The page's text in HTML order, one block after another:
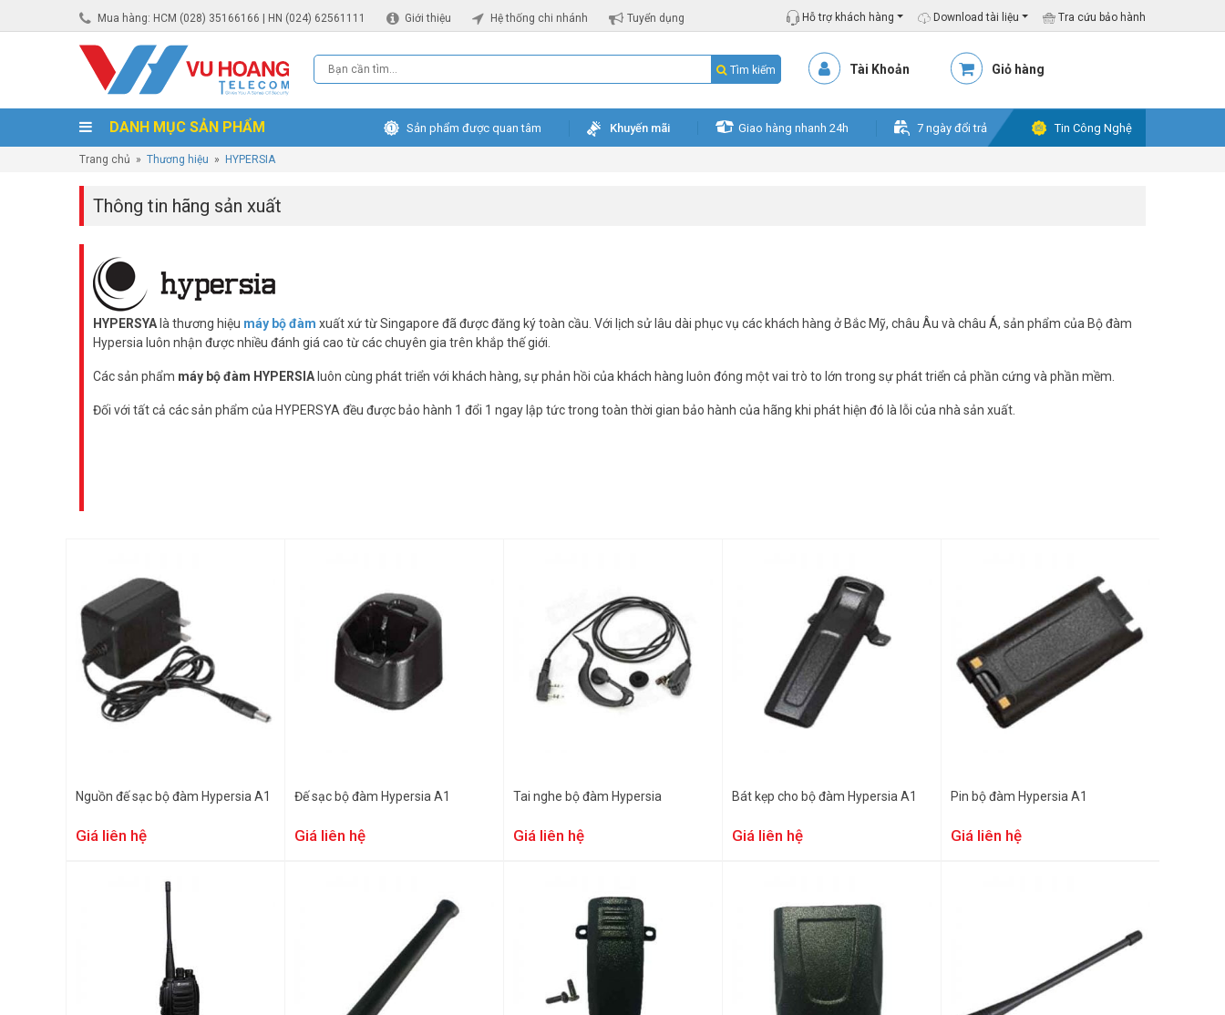
Mua hàng: HCM (028) 35166166 | HN (024) 62561111 Giới thiệu Hệ thống chi nhánh Tuyển dụng Hỗ trợ khách hàng Download tài liệu Tra cứu bảo hành
Tìm kiếm Tài Khoản Giỏ hàng
DANH MỤC SẢN PHẨM Sản phẩm được quan tâm Khuyến mãi Giao hàng nhanh 24h 7 ngày đổi trả Tin Công Nghệ
Trang chủ » Thương hiệu » HYPERSIA
Thông tin hãng sản xuất
HYPERSYA là thương hiệu máy bộ đàm xuất xứ từ Singapore đã được đăng ký toàn cầu. Với lịch sử lâu dài phục vụ các khách hàng ở Bắc Mỹ, châu Âu và châu Á, sản phẩm của Bộ đàm
Hypersia luôn nhận được nhiều đánh giá cao từ các chuyên gia trên khắp thế giới.
Các sản phẩm máy bộ đàm HYPERSIA luôn cùng phát triển với khách hàng, sự phản hồi của khách hàng luôn đóng một vai trò to lớn trong sự phát triển cả phần cứng và phần mềm.
Đối với tất cả các sản phẩm của HYPERSYA đều được bảo hành 1 đổi 1 ngay lập tức trong toàn thời gian bảo hành của hãng khi phát hiện đó là lỗi của nhà sản xuất.
Nguồn đế sạc bộ đàm Hypersia A1
Giá liên hệ
Đế sạc bộ đàm Hypersia A1
Giá liên hệ
Tai nghe bộ đàm Hypersia
Giá liên hệ
Bát kẹp cho bộ đàm Hypersia A1
Giá liên hệ
Pin bộ đàm Hypersia A1
Giá liên hệ